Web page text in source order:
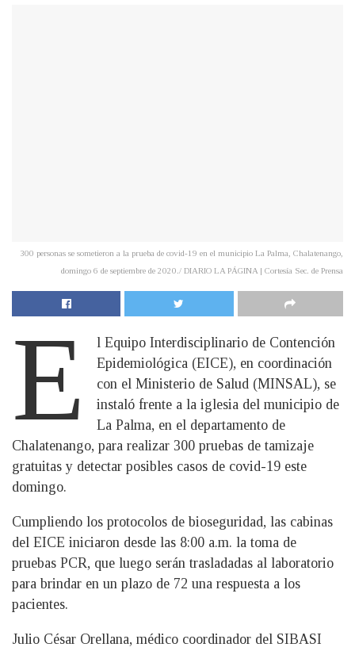
300 personas se sometieron a la prueba de covid-19 en el municipio La Palma, Chalatenango,
domingo 6 de septiembre de 2020./ DIARIO LA PÁGINA | Cortesía Sec. de Prensa
E
l Equipo Interdisciplinario de Contención
Epidemiológica (EICE), en coordinación
con el Ministerio de Salud (MINSAL), se
instaló frente a la iglesia del municipio de
La Palma, en el departamento de
Chalatenango, para realizar 300 pruebas de tamizaje
gratuitas y detectar posibles casos de covid-19 este
domingo.
Cumpliendo los protocolos de bioseguridad, las cabinas
del EICE iniciaron desde las 8:00 a.m. la toma de
pruebas PCR, que luego serán trasladadas al laboratorio
para brindar en un plazo de 72 una respuesta a los
pacientes.
Julio César Orellana, médico coordinador del SIBASI